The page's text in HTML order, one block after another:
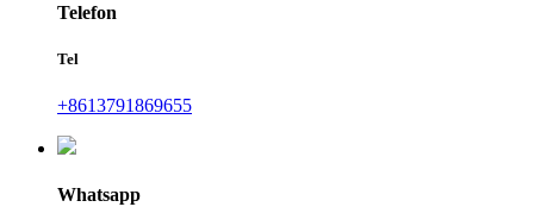
Telefon
Tel
+8613791869655
Whatsapp